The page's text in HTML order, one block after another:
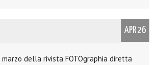
APR 26
della rivista FOTOgraphia diretta